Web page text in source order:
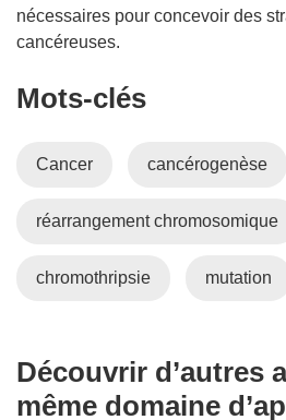
nécessaires pour concevoir des
cancéreuses.
Mots‑clés
Cancer cancérogenèse
réarrangement chromosomique
chromothripsie mutation
Découvrir d’autres
même domaine